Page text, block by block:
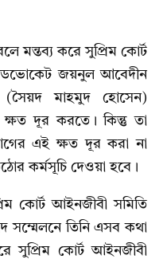
মন্তব্য করে সুপ্রিম কোর্ট
জয়নুল আবেদীন
(সৈয়দ মাহমুদ হোসেন)
ক্ষত দূর করতে। কিন্তু তা
এই ক্ষত দূর করা না
কর্মসূচি দেওয়া হবে।
কোর্ট আইনজীবী সমিতি
সম্মেলনে তিনি এসব কথা
সুপ্রিম কোর্ট আইনজীবী